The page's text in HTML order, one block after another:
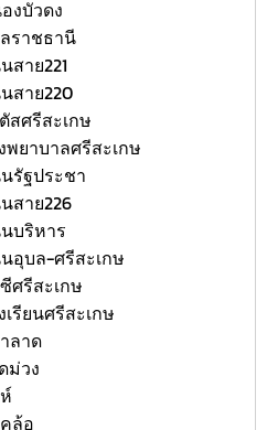
งบัวดง
ราชธานี
าย221
สาย220
สศรีสะเกษ
ยาบาลศรีสะเกษ
รัฐประชา
สาย226
บริหาร
อุบล-ศรีสะเกษ
ศรีสะเกษ
รียนศรีสะเกษ
ลาด
ม่วง
ล้อ